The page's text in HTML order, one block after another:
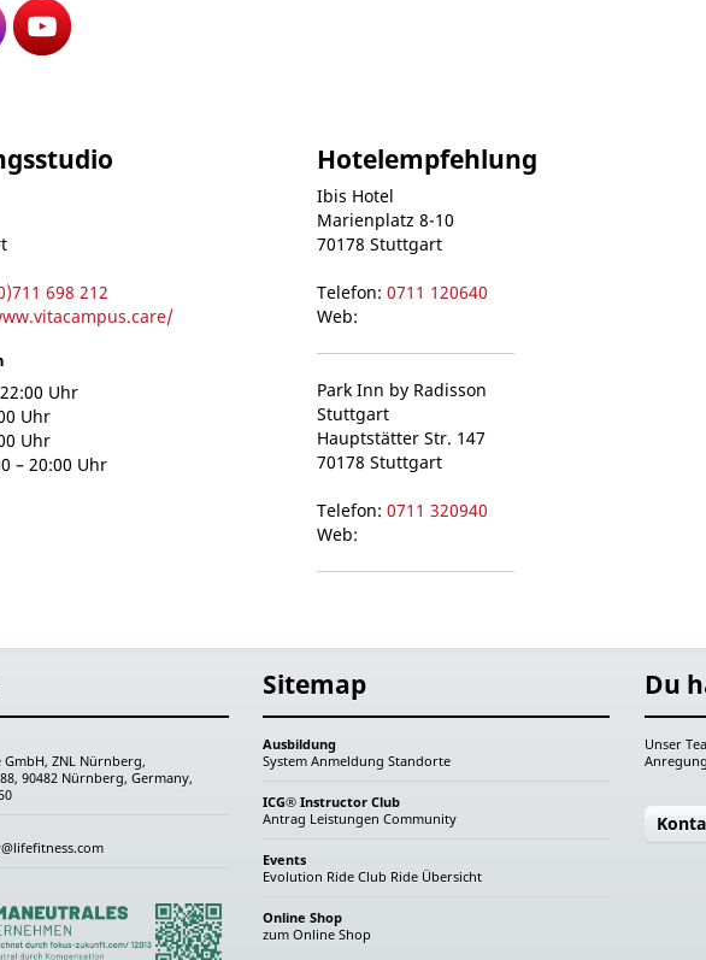
698 212
Uhr
Uhr
Uhr
– 20:00 Uhr
Hotelempfehlung
Ibis Hotel
Marienplatz 8-10
70178 Stuttgart
Telefon:0711 120640
Web:
Park Inn by Radisson
Stuttgart
Hauptstätter Str. 147
70178 Stuttgart
Telefon:0711 320940
Web:
GmbH, ZNL Nürnberg,
90482 Nürnberg, Germany,
Sitemap
Ausbildung
System Anmeldung Standorte
ICG® Instructor Club
Antrag Leistungen Community
Events
Evolution Ride Club Ride Übersicht
Online Shop
zum Online Shop
Du
Unser